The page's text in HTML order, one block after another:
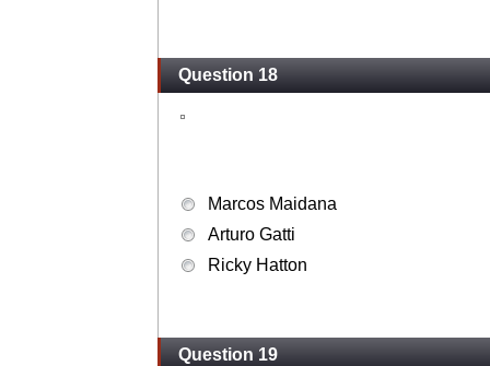
Question 18
Marcos Maidana
Arturo Gatti
Ricky Hatton
Question 19